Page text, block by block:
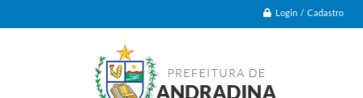
Login / Cadastro